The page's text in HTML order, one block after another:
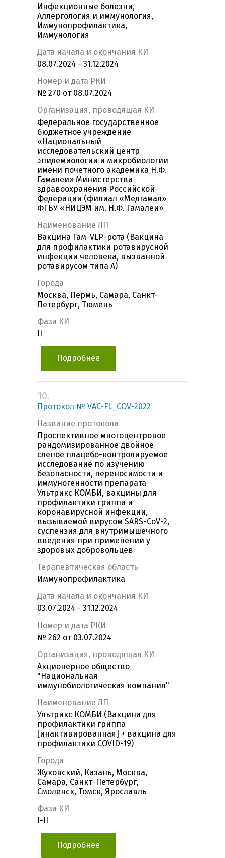
Инфекционные болезни,
Аллергология и иммунология,
Иммунопрофилактика,
Иммунология
Дата начала и окончания КИ
08.07.2024 - 31.12.2024
Номер и дата РКИ
№ 270 от 08.07.2024
Организация, проводящая КИ
Федеральное государственное
бюджетное учреждение
«Национальный
исследовательский центр
эпидемиологии и микробиологии
имени почетного академика Н.Ф.
Гамалеи» Министерства
здравоохранения Российской
Федерации (филиал «Медгамал»
ФГБУ «НИЦЭМ им. Н.Ф. Гамалеи»
Наименование ЛП
Вакцина Гам-VLP-рота (Вакцина
для профилактики ротавирусной
инфекции человека, вызванной
ротавирусом типа А)
Города
Москва, Пермь, Самара, Санкт-
Петербург, Тюмень
Фаза КИ
Подробнее
10.
Протокол № VAC-FL_COV-2022
Название протокола
Проспективное многоцентровое
рандомизированное двойное
слепое плацебо-контролируемое
исследование по изучению
безопасности, переносимости и
иммуногенности препарата
Ультрикс КОМБИ, вакцины для
профилактики гриппа и
коронавирусной инфекции,
вызываемой вирусом SARS-CoV-2,
суспензия для внутримышечного
введения при применении у
здоровых добровольцев
Терапевтическая область
Иммунопрофилактика
Дата начала и окончания КИ
03.07.2024 - 31.12.2024
Номер и дата РКИ
№ 262 от 03.07.2024
Организация, проводящая КИ
Акционерное общество
"Национальная
иммунобиологическая компания"
Наименование ЛП
Ультрикс КОМБИ (Вакцина для
профилактики гриппа
[инактивированная] + вакцина для
профилактики COVID-19)
Города
Жуковский, Казань, Москва,
Самара, Санкт-Петербург,
Смоленск, Томск, Ярославль
Фаза КИ
I-II
Подробнее